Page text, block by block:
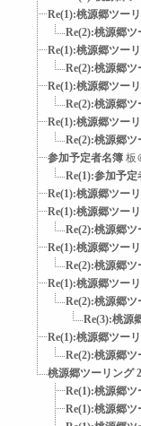
Re(1):桃源郷ツー
Re(2):桃源郷
Re(1):桃源郷ツー
Re(2):桃源郷
Re(1):桃源郷ツー
Re(2):桃源郷
Re(1):桃源郷ツー
Re(2):桃源郷
参加予定者名簿 板
Re(1):参加予定
Re(1):桃源郷ツー
Re(1):桃源郷ツー
Re(2):桃源郷
Re(1):桃源郷ツー
Re(2):桃源郷
Re(1):桃源郷ツー
Re(2):桃源郷
Re(3):桃源
Re(1):桃源郷ツー
Re(2):桃源郷
桃源郷ツーリング
Re(1):桃源郷ツ
Re(1):桃源郷ツ